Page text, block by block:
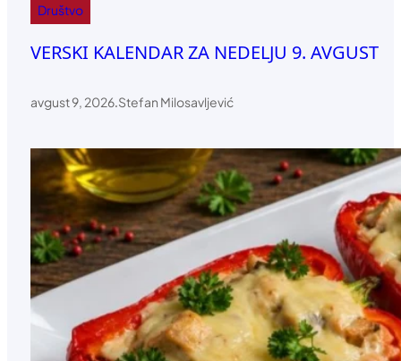
Društvo
VERSKI KALENDAR ZA NEDELJU 9. AVGUST
avgust 9, 2026.Stefan Milosavljević